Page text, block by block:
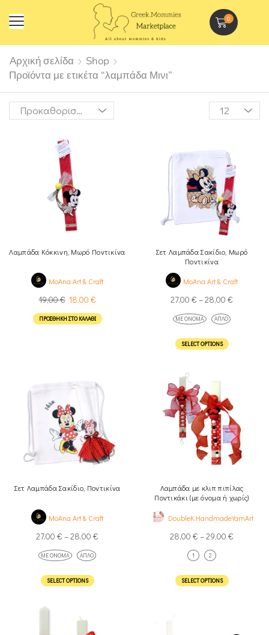
0
Αρχική σελίδα
Shop
Προϊόντα με ετικέτα “λαμπάδα Μινι”
Λαμπάδα Κόκκινη, Μωρό Ποντικίνα
MoAna Art & Craft
19,00€ 18,00 €
ΠΡΟΣΘΉΚΗ ΣΤΟ ΚΑΛΆΘΙ
Σετ Λαμπάδα Σακίδιο, Μωρό
Ποντικίνα
MoAna Art & Craft
27,00 € –28,00 €
ΜΕ ΌΝΟΜΑ ΑΠΛΌ
SELECT OPTIONS
Σετ Λαμπάδα Σακίδιο, Ποντικίνα
MoAna Art & Craft
27,00 € –28,00 €
ΜΕ ΌΝΟΜΑ ΑΠΛΌ
SELECT OPTIONS
Λαμπάδα με κλιπ πιπίλας
Ποντικάκι (με όνομα ή χωρίς)
DoubleK.HandmadeYarnArt
28,00 € –29,00 €
1 2
SELECT OPTIONS